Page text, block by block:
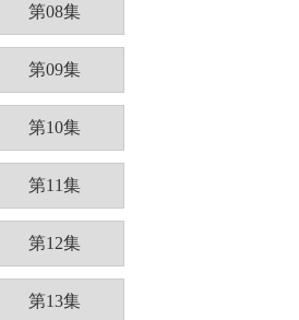
第08集
第09集
第10集
第11集
第12集
第13集